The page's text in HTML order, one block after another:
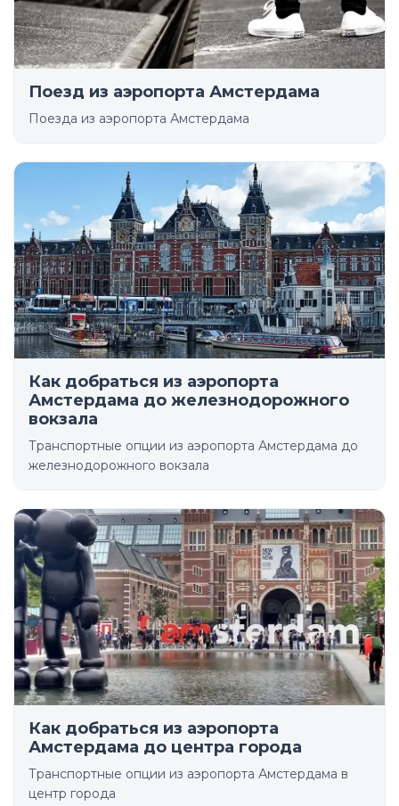
Поезд из аэропорта Амстердама
Поезда из аэропорта Амстердама
Как добраться из аэропорта
Амстердама до железнодорожного
вокзала
Транспортные опции из аэропорта Амстердама до
железнодорожного вокзала
Как добраться из аэропорта
Амстердама до центра города
Транспортные опции из аэропорта Амстердама в
центр города